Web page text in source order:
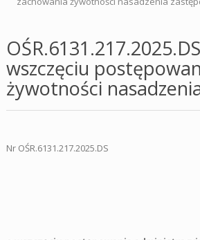
wszczęciu
żywotności
Nr OŚR.6131.217.2025.DS